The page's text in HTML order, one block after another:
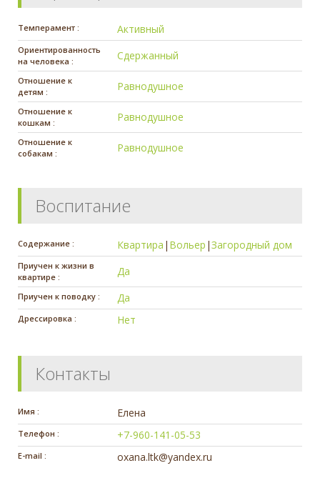
Темперамент : Активный
Ориентированность
на человека :
Сдержанный
Отношение к
детям :
Равнодушное
Отношение к
кошкам :
Равнодушное
Отношение к
собакам :
Равнодушное
Воспитание
Содержание : Квартира | Вольер |Загородный дом
Приучен к жизни в
квартире :
Да
Приучен к поводку : Да
Дрессировка : Нет
Контакты
Имя : Елена
Телефон : +7-960-141-05-53
E-mail : oxana.ltk@yandex.ru